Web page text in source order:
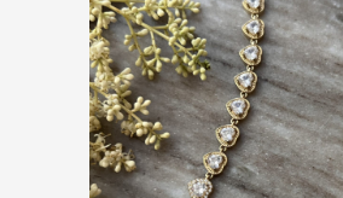
ΑΛΥΣΊΔΕΣ
ΒΡΑΧΙΌΛΙΑ
MEN'S COLLECTION
ΔΑΧΤΥΛΊΔΙΑ
ΜΠΙΖΟΥΤΙΈΡΕΣ
ΑΞΕΣΟΥΆΡ